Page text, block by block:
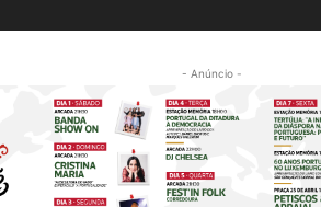
- Anúncio -